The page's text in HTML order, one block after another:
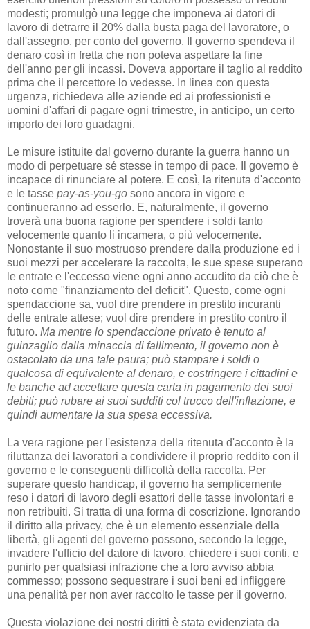
modesti; promulgò una legge che imponeva ai datori di
lavoro di detrarre il 20% dalla busta paga del lavoratore, o
dall'assegno, per conto del governo. Il governo spendeva il
denaro così in fretta che non poteva aspettare la fine
dell'anno per gli incassi. Doveva apportare il taglio al reddito
prima che il percettore lo vedesse. In linea con questa
urgenza, richiedeva alle aziende ed ai professionisti e
uomini d'affari di pagare ogni trimestre, in anticipo, un certo
importo dei loro guadagni.
Le misure istituite dal governo durante la guerra hanno un
modo di perpetuare sé stesse in tempo di pace. Il governo è
incapace di rinunciare al potere. E così, la ritenuta d'acconto
e le tasse pay-as-you-go sono ancora in vigore e
continueranno ad esserlo. E, naturalmente, il governo
troverà una buona ragione per spendere i soldi tanto
velocemente quanto li incamera, o più velocemente.
Nonostante il suo mostruoso prendere dalla produzione ed i
suoi mezzi per accelerare la raccolta, le sue spese superano
le entrate e l'eccesso viene ogni anno accudito da ciò che è
noto come "finanziamento del deficit". Questo, come ogni
spendaccione sa, vuol dire prendere in prestito incuranti
delle entrate attese; vuol dire prendere in prestito contro il
futuro. Ma mentre lo spendaccione privato è tenuto al
guinzaglio dalla minaccia di fallimento, il governo non è
ostacolato da una tale paura; può stampare i soldi o
qualcosa di equivalente al denaro, e costringere i cittadini e
le banche ad accettare questa carta in pagamento dei suoi
debiti; può rubare ai suoi sudditi col trucco dell'inflazione, e
quindi aumentare la sua spesa eccessiva.
La vera ragione per l'esistenza della ritenuta d'acconto è la
riluttanza dei lavoratori a condividere il proprio reddito con il
governo e le conseguenti difficoltà della raccolta. Per
superare questo handicap, il governo ha semplicemente
reso i datori di lavoro degli esattori delle tasse involontari e
non retribuiti. Si tratta di una forma di coscrizione. Ignorando
il diritto alla privacy, che è un elemento essenziale della
libertà, gli agenti del governo possono, secondo la legge,
invadere l'ufficio del datore di lavoro, chiedere i suoi conti, e
punirlo per qualsiasi infrazione che a loro avviso abbia
commesso; possono sequestrare i suoi beni ed infliggere
una penalità per non aver raccolto le tasse per il governo.
Questa violazione dei nostri diritti è stata evidenziata da